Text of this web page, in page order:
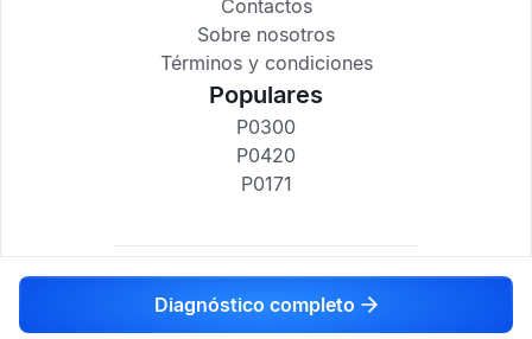
Diagnóstico completo
Contactos
Sobre nosotros
Términos y condiciones
Populares
P0300
P0420
P0171
codigosdtc.com © 2017-2025